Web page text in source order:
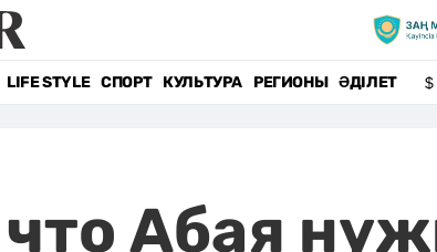
LIFE STYLE СПОРТ КУЛЬТУРА РЕГИОНЫ ӘДІЛЕТ $
Абая